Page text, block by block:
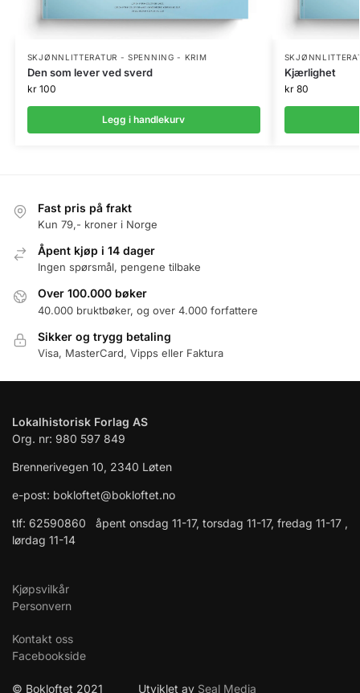
SKJØNNLITTERATUR - SPENNING - KRIM
Den som lever ved sverd
kr100
Legg i handlekurv
Kjærlighet
kr80
Fast pris på frakt
Kun 79,- kroner i Norge
Åpent kjøp i 14 dager
Ingen spørsmål, pengene tilbake
Over 100.000 bøker
40.000 bruktbøker, og over 4.000 forfattere
Sikker og trygg betaling
Visa, MasterCard, Vipps eller Faktura
Lokalhistorisk Forlag AS
Org. nr: 980 597 849
Brennerivegen 10, 2340 Løten
e-post: bokloftet@bokloftet.no
tlf: 62590860 åpent onsdag 11-17, torsdag 11-17, fredag 11-17 ,
lørdag 11-14
Kjøpsvilkår
Personvern
Kontakt oss
Facebookside
© Bokloftet 2021 Utviklet av Seal Media